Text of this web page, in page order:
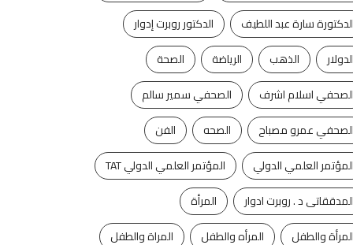
الدكتورة سارة عبد اللطيف
الدكتور روبرت إدوار
الدولار
الذهب الرياضة
الصحة
الصحفي اسلام اشرف
الصحفي سمير سالم
الصحفي عمرو مصباح
الصحه
الفن
المؤتمر العلمي الدولي
المؤتمر العلمي الدولي TAT
المدققاتى د . روبرت ادوار
المرأة
المرأة والطفل
المرأه والطفل
المراة والطفل